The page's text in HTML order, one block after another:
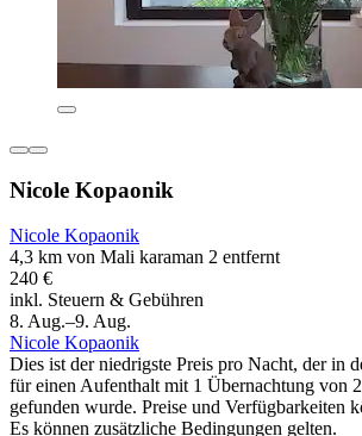
Nicole Kopaonik
Nicole Kopaonik
4,3 km von Mali karaman 2 entfernt
240 €
inkl. Steuern & Gebühren
8. Aug.–9. Aug.
Nicole Kopaonik
Dies ist der niedrigste Preis pro Nacht, der in
für einen Aufenthalt mit 1 Übernachtung von
gefunden wurde. Preise und Verfügbarkeiten
Es können zusätzliche Bedingungen gelten.